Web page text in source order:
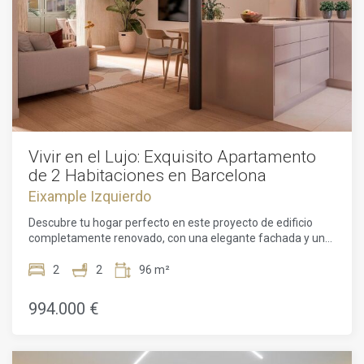
Vivir en el Lujo: Exquisito Apartamento
de 2 Habitaciones en Barcelona
Eixample Izquierdo
Descubre tu hogar perfecto en este proyecto de edificio
completamente renovado, con una elegante fachada y un
en cada rincón.Bienvenido a este impresionante
Con un plano de planta de 96m² y una superficie habitable
de 72m², esta propiedad ofrece un entorno amplio y
2 2 96 m²
994.000 €